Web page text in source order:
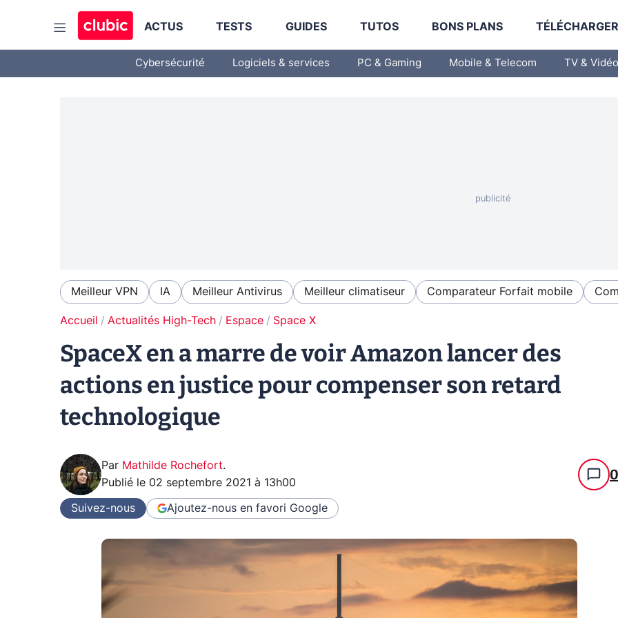
ACTUS TESTS GUIDES TUTOS BONS PLANS
Cybersécurité Logiciels & services PC & Gaming Mobile & Telecom TV & Vidéo
Meilleur VPN IA Meilleur Antivirus Meilleur climatiseur Comparateur Forfait mobile
Accueil Actualités High-Tech Espace Space X
SpaceX en a marre de voir Amazon lancer des
actions en justice pour compenser son retard
technologique
Par Mathilde Rochefort.
Publié le 02 septembre 2021 à 13h00 0
Suivez-nous Ajoutez-nous en favori Google